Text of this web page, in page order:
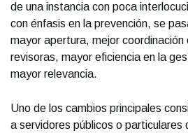
de una instancia con poca
con énfasis en la prevención, se
mayor apertura, mejor
revisoras, mayor eficiencia en la
mayor relevancia.
Uno de los cambios principales
a servidores públicos o particulares